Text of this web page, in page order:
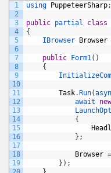
1
2
3
4
5
6
7
8
9
10
11
12
13
14
15
16
17
18
19
using PuppeteerSharp;
public partial class
{
IBrowser Browser
public Form1 ( )
{
Task.Run(
await new
{
} ;
Browser =
} ) ;